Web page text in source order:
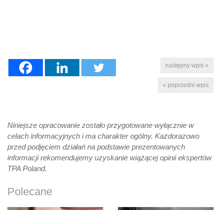
następny wpis »
« poprzedni wpis
Niniejsze opracowanie zostało przygotowane wyłącznie w
celach informacyjnych i ma charakter ogólny. Każdorazowo
przed podjęciem działań na podstawie prezentowanych
informacji rekomendujemy uzyskanie wiążącej opinii ekspertów
TPA Poland.
Polecane